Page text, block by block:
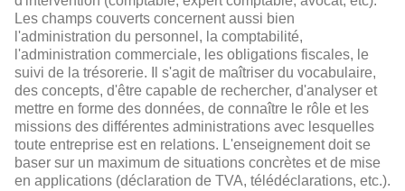
Les champs couverts concernent aussi bien
l'administration du personnel, la comptabilité,
l'administration commerciale, les obligations fiscales, le
suivi de la trésorerie. Il s'agit de maîtriser du vocabulaire,
des concepts, d'être capable de rechercher, d'analyser et
mettre en forme des données, de connaître le rôle et les
missions des différentes administrations avec lesquelles
toute entreprise est en relations. L'enseignement doit se
baser sur un maximum de situations concrètes et de mise
en applications (déclaration de TVA, télédéclarations, etc.).